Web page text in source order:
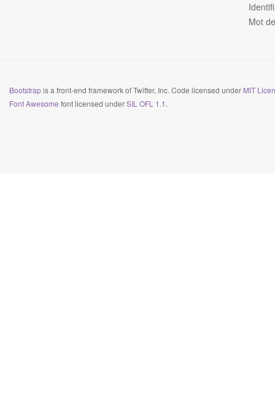
Mot
Bootstrapis a front-end framework of Twitter, Inc. Code licensed under MIT
Font Awesome font licensed underSIL OFL 1.1 .